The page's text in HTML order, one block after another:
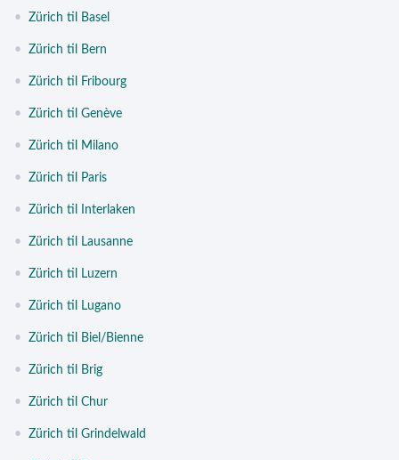
• Zürich til Basel
• Zürich til Bern
• Zürich til Fribourg
• Zürich til Genève
• Zürich til Milano
• Zürich til Paris
• Zürich til Interlaken
• Zürich til Lausanne
• Zürich til Luzern
• Zürich til Lugano
• Zürich til Biel/Bienne
• Zürich til Brig
• Zürich til Chur
• Zürich til Grindelwald